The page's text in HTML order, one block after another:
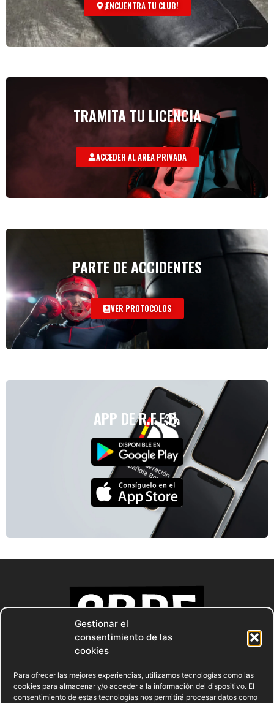
Gestionar el
consentimiento de las
cookies
Para ofrecer las mejores experiencias, utilizamos tecnologías como las
cookies para almacenar y/o acceder a la información del dispositivo. El
consentimiento de estas tecnologías nos permitirá procesar datos como
¡ENCUENTRA TU CLUB!
TRAMITA TU LICENCIA
ACCEDER AL AREA PRIVADA
PARTE DE ACCIDENTES
VER PROTOCOLOS
APP DE R.F.E.B.